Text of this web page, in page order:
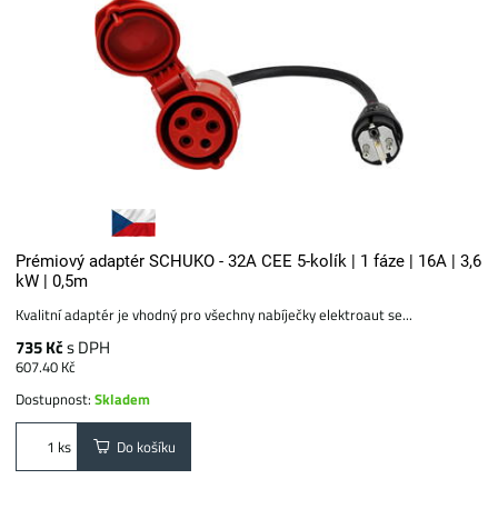
Prémiový adaptér SCHUKO - 32A CEE 5-kolík | 1 fáze | 16A | 3,6
kW | 0,5m
Kvalitní adaptér je vhodný pro všechny nabíječky elektroaut se...
735 Kčs DPH
607.40 Kč
Dostupnost:Skladem
ks Do košíku